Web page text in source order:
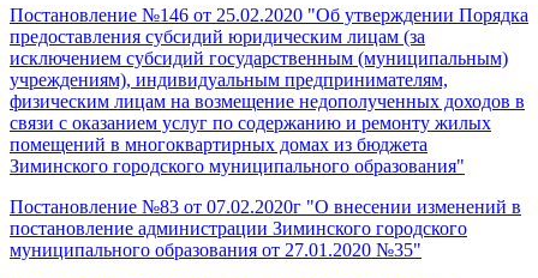
Постановление №146 от 25.02.2020 "Об утверждении Порядка
предоставления субсидий юридическим лицам (за
исключением субсидий государственным (муниципальным)
учреждениям), индивидуальным предпринимателям,
физическим лицам на возмещение недополученных доходов в
связи с оказанием услуг по содержанию и ремонту жилых
помещений в многоквартирных домах из бюджета
Зиминского городского муниципального образования"
Постановление №83 от 07.02.2020г "О внесении изменений в
постановление администрации Зиминского городского
муниципального образования от 27.01.2020 №35"